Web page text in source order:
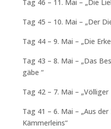
Tag 46 – 11. Mai – „Die
Tag 45 – 10. Mai – „Der
Tag 44 – 9. Mai – „Die
Tag 43 – 8. Mai – „Das
gäbe “
Tag 42 – 7. Mai – „Völliger
Tag 41 – 6. Mai – „Aus
Kämmerleins“